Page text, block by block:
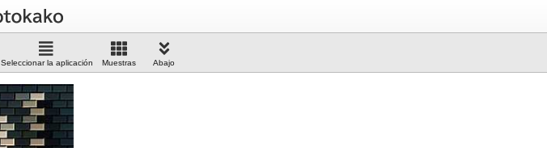
Seleccionar la aplicación Muestras Abajo